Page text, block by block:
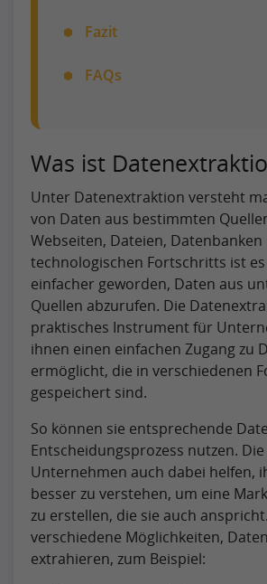
Fazit
FAQs
Was ist
Unter Datenextraktion versteht
von Daten aus bestimmten
Webseiten, Dateien, Datenbanken
technologischen Fortschritts ist
einfacher geworden, Daten aus
Quellen abzurufen. Die
praktisches Instrument für
ihnen einen einfachen Zugang zu
ermöglicht, die in verschiedenen
gespeichert sind.
So können sie entsprechende
Entscheidungsprozess nutzen.
Unternehmen auch dabei helfen,
besser zu verstehen, um eine
zu erstellen, die sie auch
verschiedene Möglichkeiten,
extrahieren, zum Beispiel: